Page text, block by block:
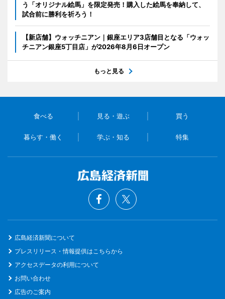
う「オリジナル絵馬」を限定発売！購入した絵馬を奉納して、
試合前に勝利を祈ろう！
【新店舗】ウォッチニアン｜銀座エリア3店舗目となる「ウォッ
チニアン銀座5丁目店」が2026年8月6日オープン
もっと見る
食べる 見る・遊ぶ 買う
暮らす・働く 学ぶ・知る 特集
広島経済新聞について
プレスリリース・情報提供はこちらから
アクセスデータの利用について
お問い合わせ
広告のご案内